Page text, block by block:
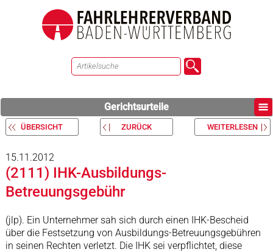
Gerichtsurteile
ÜBERSICHT ZURÜCK WEITERLESEN
15.11.2012
(2111) IHK-Ausbildungs-
Betreuungsgebühr
(jlp). Ein Unternehmer sah sich durch einen IHK-Bescheid
über die Festsetzung von Ausbildungs-Betreuungsgebühren
in seinen Rechten verletzt. Die IHK sei verpflichtet, diese